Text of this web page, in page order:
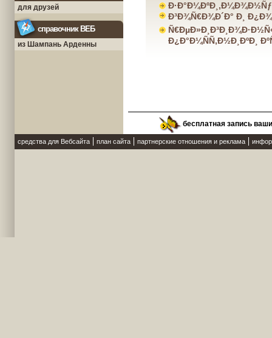
для друзей
справочник ВЕБ
из Шампань Арденны
Ð³Ð¾Ñ€Ð¾Ð´Ð° Ð¸
Ð¿Ð°Ð¼ÑÑ‚Ð½Ð¸ÐºÐ¸
бесплатная запись
средства для Вебсайта план сайта партнерские отношения и реклама